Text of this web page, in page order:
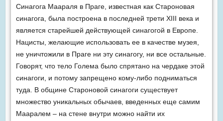
Синагога Маараля в Праге, известная как Староновая
синагога, была построена в последней трети XIII века и
является старейшей действующей синагогой в Европе.
Нацисты, желающие использовать ее в качестве музея,
не уничтожили в Праге ни эту синагогу, ни все остальные.
Говорят, что тело Голема было спрятано на чердаке этой
синагоги, и потому запрещено кому-либо подниматься
туда. В общине Староновой синагоги существует
множество уникальных обычаев, введенных еще самим
Мааралем – на стене внутри можно найти их